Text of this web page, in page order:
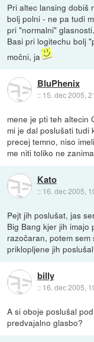
Pri altec lansing dobiš
bolj polni - ne pa tudi
pri "normalni" glasnosti.
Basi pri logitechu bolj
močni, ja
BluPhenix
:: 15. dec 2005,
mene je pti teh altecin
mi je dal poslušati tudi
precej temno, niso
me niti toliko ne
Kato
:: 16. dec 2005,
Pejt jih poslušat, jas
Big Bang kjer jih imajo
razočaran, potem
priklopljene jih
billy
:: 16. dec 2005,
A si oboje poslušal
predvajalno glasbo?